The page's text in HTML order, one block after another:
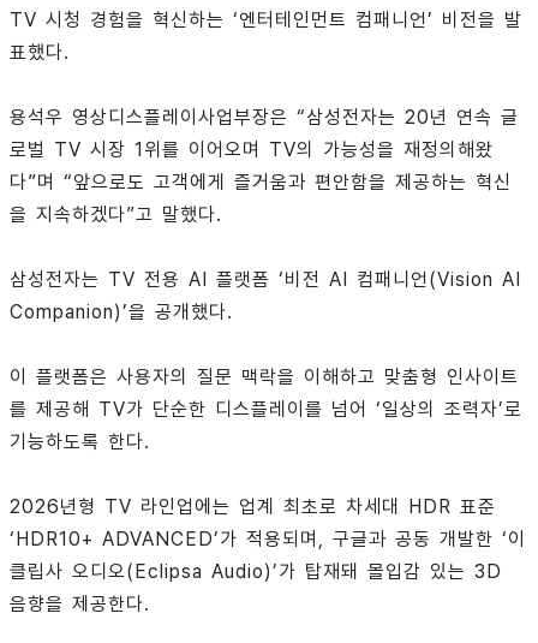
TV 시청 경험을 혁신하는 ‘엔터테인먼트 컴패니언’ 비전을 발
표했다.
용석우 영상디스플레이사업부장은 “삼성전자는 20년 연속 글
로벌 TV 시장 1위를 이어오며 TV의 가능성을 재정의해왔
다”며 “앞으로도 고객에게 즐거움과 편안함을 제공하는 혁신
을 지속하겠다”고 말했다.
삼성전자는 TV 전용 AI 플랫폼 ‘비전 AI 컴패니언(Vision AI
Companion)’을 공개했다.
이 플랫폼은 사용자의 질문 맥락을 이해하고 맞춤형 인사이트
를 제공해 TV가 단순한 디스플레이를 넘어 ‘일상의 조력자’로
기능하도록 한다.
2026년형 TV 라인업에는 업계 최초로 차세대 HDR 표준
‘HDR10+ ADVANCED’가 적용되며, 구글과 공동 개발한 ‘이
클립사 오디오(Eclipsa Audio)’가 탑재돼 몰입감 있는 3D
음향을 제공한다.